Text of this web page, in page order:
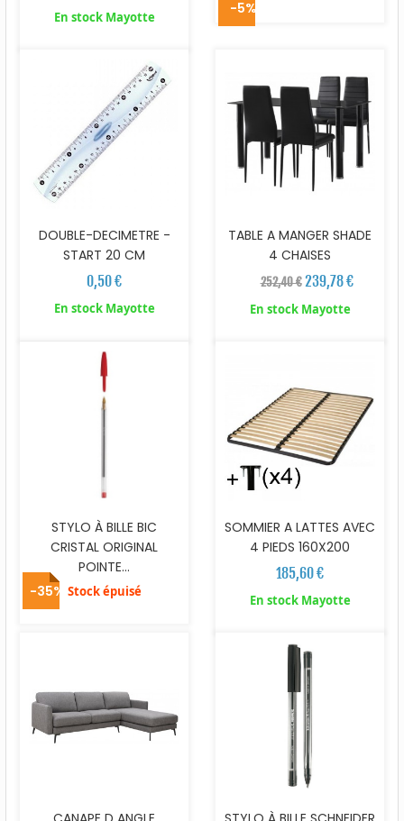
En stock Mayotte
DOUBLE-DECIMETRE -
START 20 CM
0,50 €
En stock Mayotte
-5%
TABLE A MANGER SHADE
4 CHAISES
252,40 € 239,78 €
En stock Mayotte
STYLO À BILLE BIC
CRISTAL ORIGINAL
POINTE...
Stock épuisé
SOMMIER A LATTES AVEC
4 PIEDS 160X200
185,60 €
En stock Mayotte
-35%